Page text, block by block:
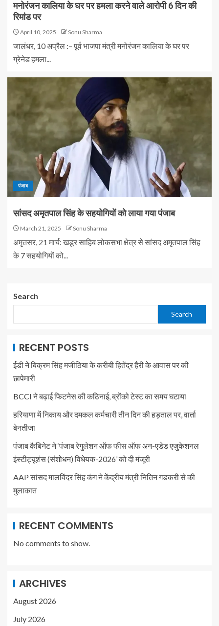
मनोरंजन कालिया के घर पर हमला करने वाले आरोपी 6 दिन की
रिमांड पर
April 10, 2025 Sonu Sharma
जालंधर, 10 अप्रैल :– पूर्व भाजपा मंत्री मनोरंजन कालिया के घर पर
ग्रेनेड हमला...
पंजाब
सांसद अमृतपाल सिंह के सहयोगियों को लाया गया पंजाब
March 21, 2025 Sonu Sharma
अमृतसर, 21 मार्च: खडूर साहिब लोकसभा क्षेत्र से सांसद अमृतपाल सिंह
के 7 सहयोगियों को...
Search
Search
RECENT POSTS
ईडी ने बिक्रम सिंह मजीठिया के करीबी हितेंद्र हैरी के आवास पर की
छापेमारी
BCCI ने बढ़ाई फिटनेस की कठिनाई, ब्रोंको टेस्ट का समय घटाया
हरियाणा में निकाय और दमकल कर्मचारी तीन दिन की हड़ताल पर, वार्ता
बेनतीजा
पंजाब कैबिनेट ने ‘पंजाब रेगुलेशन ऑफ फीस ऑफ अन-एडेड एजुकेशनल
इंस्टीट्यूशंस (संशोधन) विधेयक-2026’ को दी मंजूरी
AAP सांसद मालविंदर सिंह कंग ने केंद्रीय मंत्री नितिन गडकरी से की
मुलाकात
RECENT COMMENTS
No comments to show.
ARCHIVES
August 2026
July 2026